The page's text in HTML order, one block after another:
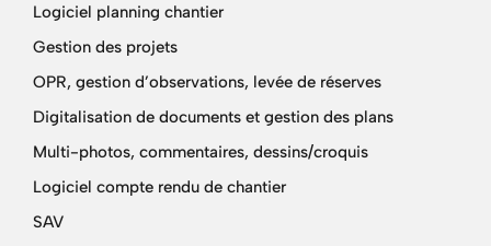
Logiciel planning chantier
Gestion des projets
OPR, gestion d’observations, levée de réserves
Digitalisation de documents et gestion des plans
Multi-photos, commentaires, dessins/croquis
Logiciel compte rendu de chantier
SAV